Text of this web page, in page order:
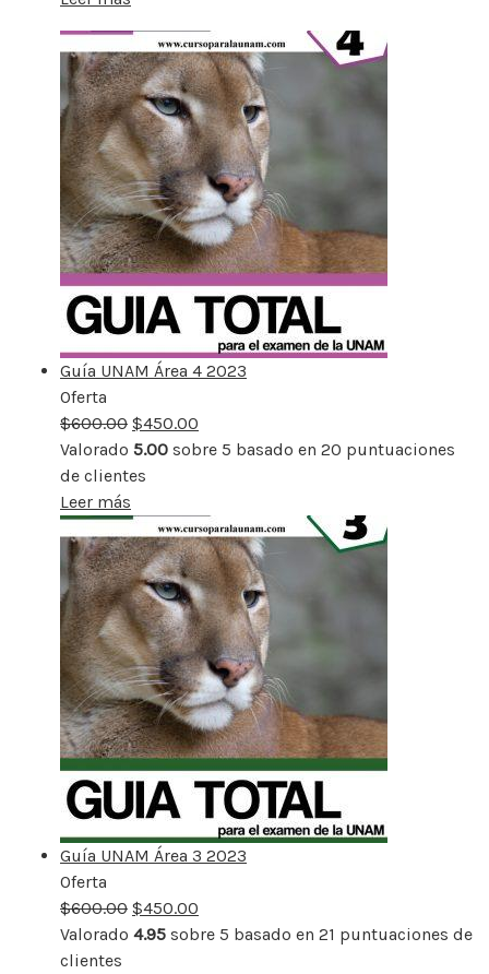
Guía UNAM Área 4 2023
Oferta
rebajado
$600.00 $450.00
Valorado 5.00 sobre 5 basado en 20 puntuaciones
de clientes
Leer más
Guía UNAM Área 3 2023
Oferta
rebajado
$600.00 $450.00
Valorado 4.95 sobre 5 basado en 21 puntuaciones de
clientes